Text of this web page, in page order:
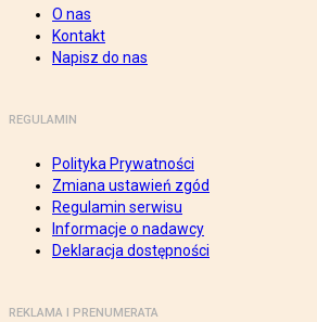
O nas
Kontakt
Napisz do nas
REGULAMIN
Polityka Prywatności
Zmiana ustawień zgód
Regulamin serwisu
Informacje o nadawcy
Deklaracja dostępności
REKLAMA I PRENUMERATA